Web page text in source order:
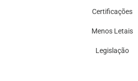
Certificações
Menos Letais
Legislação